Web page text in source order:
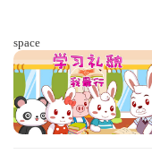
space